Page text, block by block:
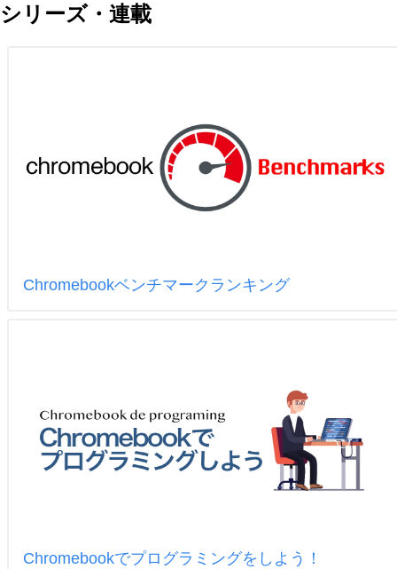
シリーズ・連載
Chromebookベンチマークランキング
Chromebookでプログラミングをしよう！